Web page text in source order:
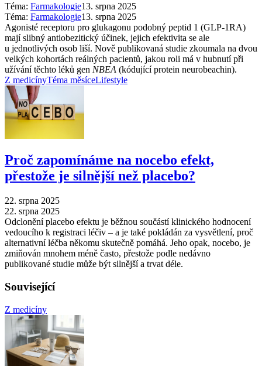
Téma: Farmakologie13. srpna 2025
Téma: Farmakologie13. srpna 2025
Agonisté receptoru pro glukagonu podobný peptid 1 (GLP-1RA)
mají slibný antiobezitický účinek, jejich efektivita se ale
u jednotlivých osob liší. Nově publikovaná studie zkoumala na dvou
velkých kohortách reálných pacientů, jakou roli má v hubnutí při
užívání těchto léků gen NBEA (kódující protein neurobeachin).
Z medicínyTéma měsíceLifestyle
Proč zapomínáme na nocebo efekt,
přestože je silnější než placebo?
22. srpna 2025
22. srpna 2025
Odclonění placebo efektu je běžnou součástí klinického hodnocení
vedoucího k registraci léčiv –⁠ a je také pokládán za vysvětlení, proč
alternativní léčba někomu skutečně pomáhá. Jeho opak, nocebo, je
zmiňován mnohem méně často, přestože podle nedávno
publikované studie může být silnější a trvat déle.
Související
Z medicíny